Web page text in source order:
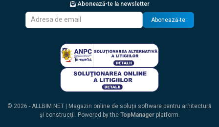
Abonează-te la newsletter
Abonează-te
© 2026 - ALLBIM NET | Magazin online de soluții software pentru arhitectură
și construcții. Powered by the TopManagerplatform.